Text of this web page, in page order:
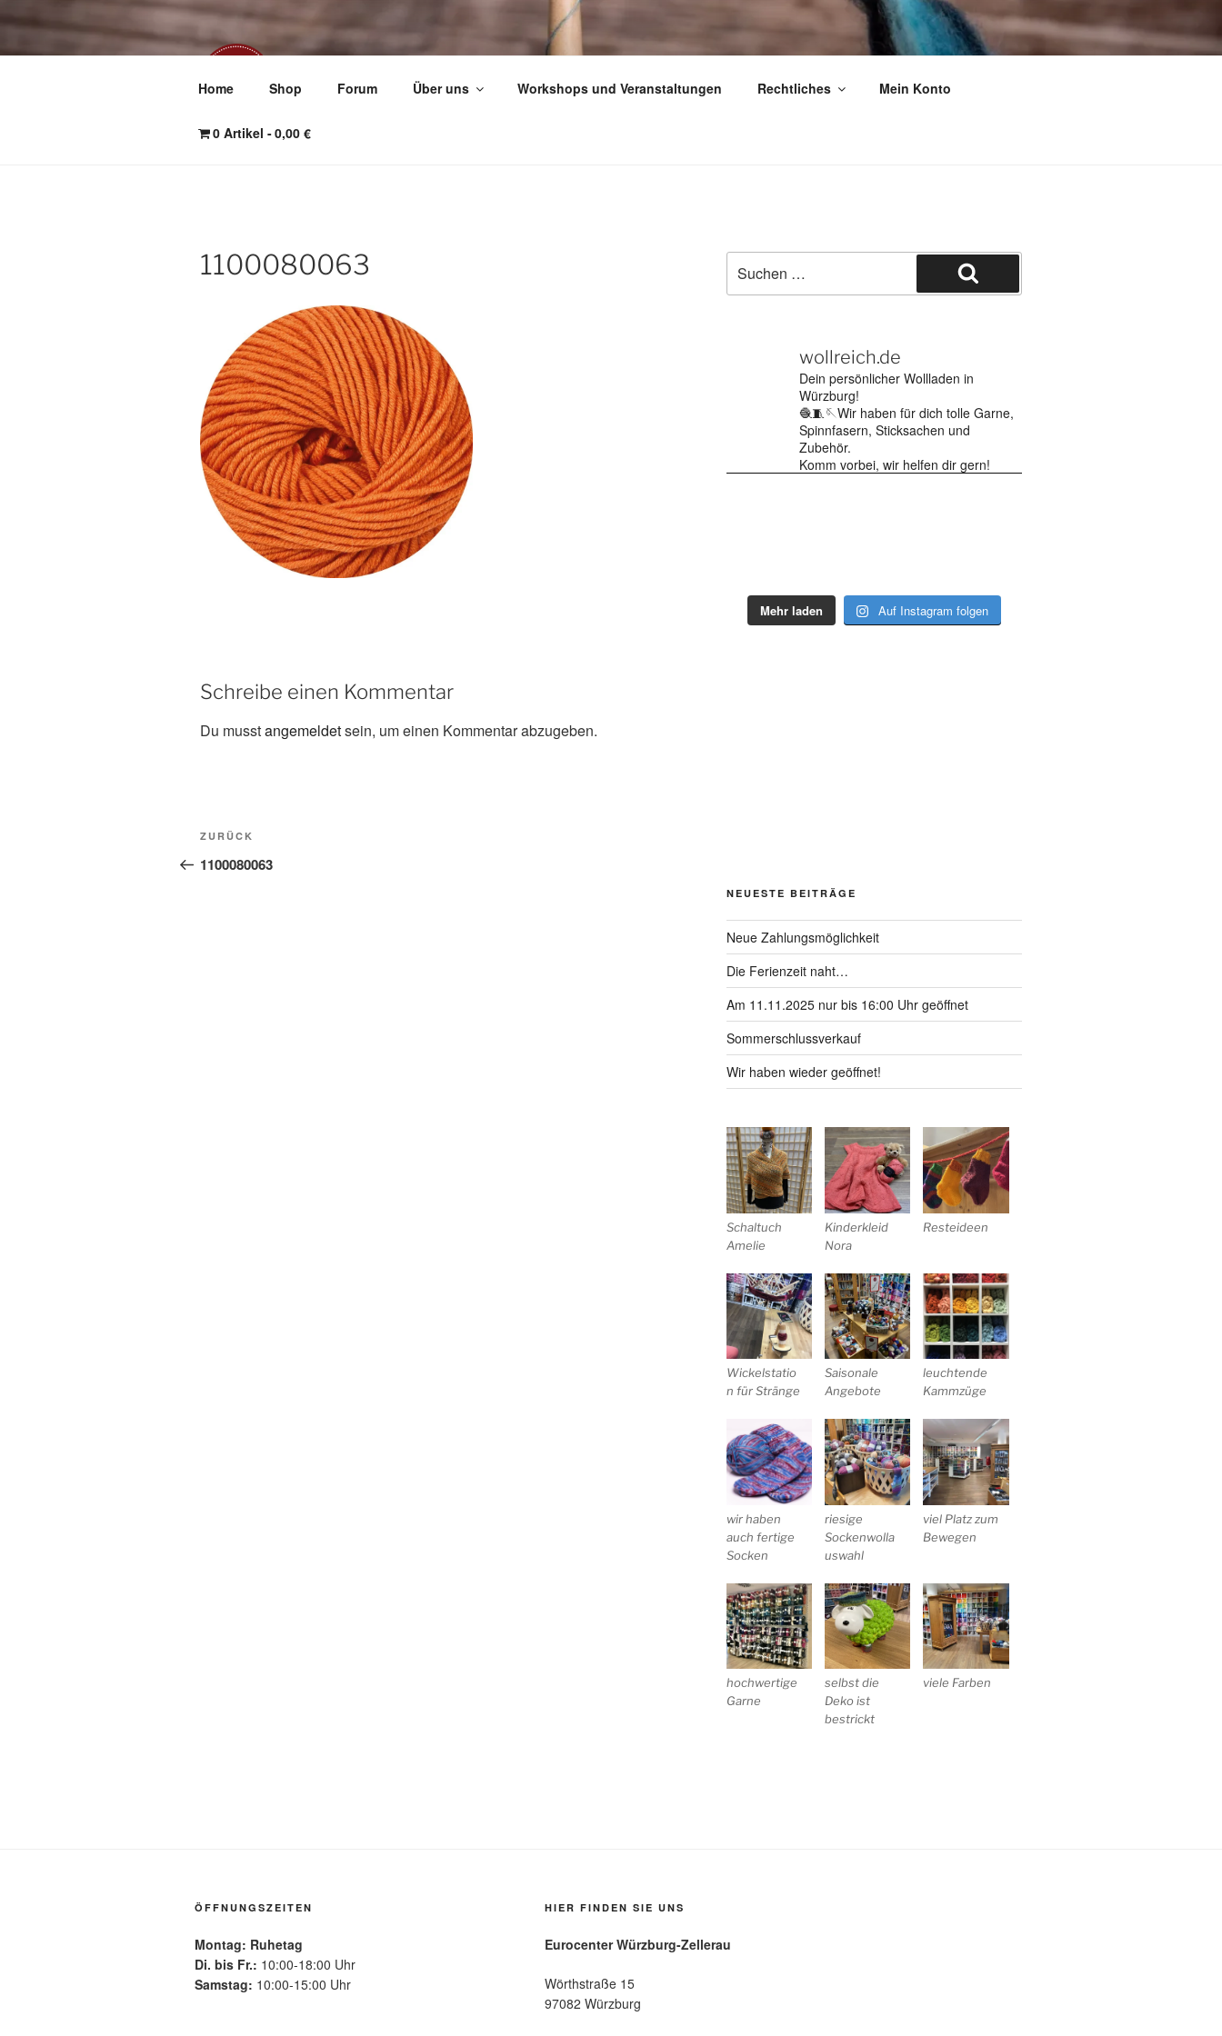
Inhalt
springen
WOLLREICH
Home Shop Forum Über uns Workshops und Veranstaltungen Rechtliches Mein Konto
0 Artikel 0,00 €
1100080063
Schreibe einen Kommentar
Du musstangemeldetsein, um einen Kommentar abzugeben.
Beitragsnavigation
Vorheriger
Beitrag
ZURÜCK
1100080063
nach:
Suchen
wollreich.de
Dein persönlicher Wollladen in
Würzburg!
🧶🧵🪡Wir haben für dich tolle Garne,
Spinnfasern, Sticksachen und
Zubehör.
Komm vorbei, wir helfen dir gern!
Mehr laden Auf Instagram folgen
NEUESTE BEITRÄGE
Neue Zahlungsmöglichkeit
Die Ferienzeit naht…
Am 11.11.2025 nur bis 16:00 Uhr geöffnet
Sommerschlussverkauf
Wir haben wieder geöffnet!
Schaltuch
Amelie
Kinderkleid
Nora
Resteideen
Wickelstatio
n für Stränge
Saisonale
Angebote
leuchtende
Kammzüge
wir haben
auch fertige
Socken
riesige
Sockenwolla
uswahl
viel Platz zum
Bewegen
hochwertige
Garne
selbst die
Deko ist
bestrickt
viele Farben
ÖFFNUNGSZEITEN
Montag: Ruhetag
Di. bis Fr.: 10:00-18:00 Uhr
Samstag: 10:00-15:00 Uhr
HIER FINDEN SIE UNS
Eurocenter Würzburg-Zellerau
Wörthstraße 15
97082 Würzburg